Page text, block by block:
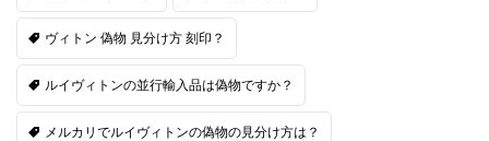
ヴィトン 偽物 見分け方 刻印？
ルイヴィトンの並行輸入品は偽物ですか？
メルカリでルイヴィトンの偽物の見分け方は？